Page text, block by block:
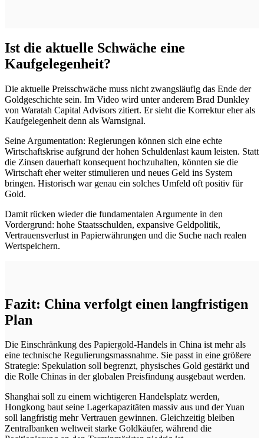
Ist die aktuelle Schwäche eine
Kaufgelegenheit?
Die aktuelle Preisschwäche muss nicht zwangsläufig das Ende der
Goldgeschichte sein. Im Video wird unter anderem Brad Dunkley
von Waratah Capital Advisors zitiert. Er sieht die Korrektur eher als
Kaufgelegenheit denn als Warnsignal.
Seine Argumentation: Regierungen können sich eine echte
Wirtschaftskrise aufgrund der hohen Schuldenlast kaum leisten. Statt
die Zinsen dauerhaft konsequent hochzuhalten, könnten sie die
Wirtschaft eher weiter stimulieren und neues Geld ins System
bringen. Historisch war genau ein solches Umfeld oft positiv für
Gold.
Damit rücken wieder die fundamentalen Argumente in den
Vordergrund: hohe Staatsschulden, expansive Geldpolitik,
Vertrauensverlust in Papierwährungen und die Suche nach realen
Wertspeichern.
Fazit: China verfolgt einen langfristigen
Plan
Die Einschränkung des Papiergold-Handels in China ist mehr als
eine technische Regulierungsmassnahme. Sie passt in eine größere
Strategie: Spekulation soll begrenzt, physisches Gold gestärkt und
die Rolle Chinas in der globalen Preisfindung ausgebaut werden.
Shanghai soll zu einem wichtigeren Handelsplatz werden,
Hongkong baut seine Lagerkapazitäten massiv aus und der Yuan
soll langfristig mehr Vertrauen gewinnen. Gleichzeitig bleiben
Zentralbanken weltweit starke Goldkäufer, während die